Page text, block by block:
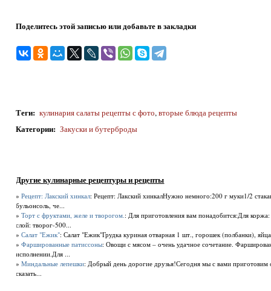
Поделитесь этой записью или добавьте в закладки
Теги: кулинария салаты рецепты с фото,вторые блюда рецепты
Категории: Закуски и бутерброды
Другие кулинарные рецептуры и рецепты
»Рецепт: Лакский хинкал: Рецепт: Лакский хинкалНужно немного:200 г муки1/2
бульонсоль, че...
»Торт с фруктами, желе и творогом. : Для приготовления вам понадобится:Для
слой: творог-500...
»Салат "Ежик": Салат "Ежик"Грудка куриная отварная 1 шт., горошек (полбанки),
»Фаршированные патиссоны: Овощи с мясом – очень удачное сочетание.
исполнении.Для ...
»Миндальные лепешки: Добрый день дорогие друзья!Сегодня мы с вами
сказать...